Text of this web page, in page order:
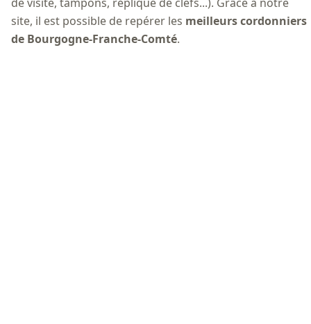
site, il est possible de repérer les meilleurs cordonniers
de Bourgogne-Franche-Comté.